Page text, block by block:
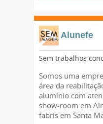
Alunefe
Sem trabalhos
Somos uma
área da
alumínio com
show-room em
fabris em Santa